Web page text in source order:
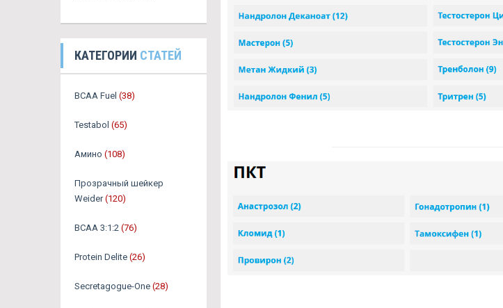
КАТЕГОРИИ СТАТЕЙ
BCAA Fuel (38)
Testabol (65)
Амино (108)
Прозрачный шейкер
Weider (120)
BCAA 3:1:2 (76)
Protein Delite (26)
Secretagogue-One (28)